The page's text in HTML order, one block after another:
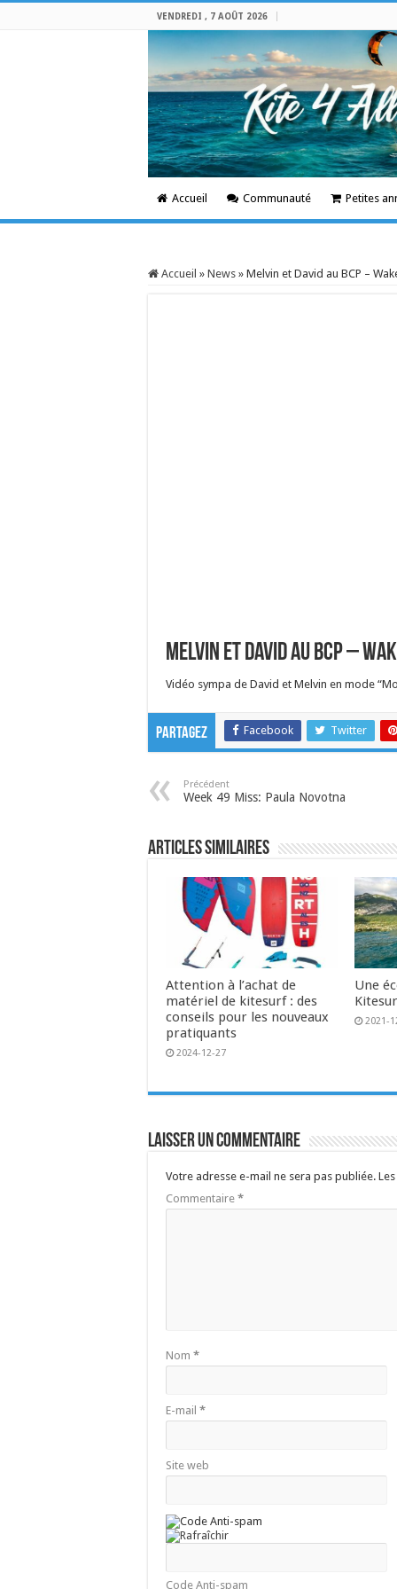
VENDREDI , 7 AOÛT 2026
Accueil Communauté Petites
Accueil » News » Melvin et David au BCP –
Melvin et David au BCP –
Vidéo sympa de David et Melvin en mode
Partagez Facebook Twitter
Précédent
Week 49 Miss: Paula Novotna
Articles similaires
Attention à l’achat de
matériel de kitesurf : des
conseils pour les nouveaux
pratiquants
2024-12-27
Une
2021-
Laisser un commentaire
Votre adresse e-mail ne sera pas publiée.
Commentaire *
Nom *
E-mail *
Site web
Code Anti-spam